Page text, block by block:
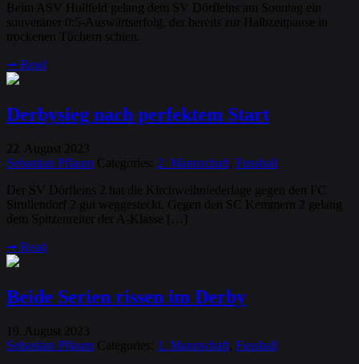
Beim ASV Hollfeld gelang dem SV Dörfleins am Sonntag ein
souveräner 0:5-Auswärtserfolg, der bereits zur Halbzeitpause in
trockenen Tüchern schien.
➞ Read
Derbysieg nach perfektem Start
August
2023
Sebastian Pflaum Categories: 2. Mannschaft Fussball
Der SV Dörfleins 2 hat die Kirchweihniederlage gegen den FC
Strullendorf 2 gut weggesteckt. Gegen den SC Kemmern 2 gelang
dem Spitzenreiter der A-Klasse […]
➞ Read
Beide Serien rissen im Derby
19 August
2023
Sebastian Pflaum Categories: 1. Mannschaft Fussball